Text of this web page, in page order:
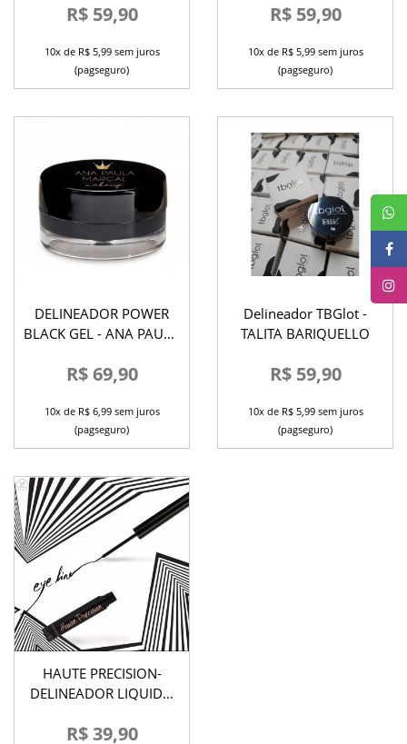
R$ 59,90
10x de R$ 5,99 sem juros
(pagseguro)
R$ 59,90
10x de R$ 5,99 sem juros
(pagseguro)
DELINEADOR POWER
BLACK GEL - ANA PAULA
R$ 69,90
10x de R$ 6,99 sem juros
(pagseguro)
Delineador TBGlot -
TALITA BARIQUELLO
R$ 59,90
10x de R$ 5,99 sem juros
(pagseguro)
HAUTE PRECISION-
DELINEADOR LIQUIDO
R$ 39,90